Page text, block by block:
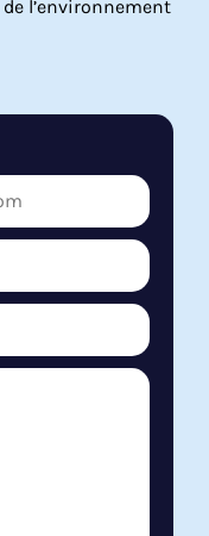
l’environnement